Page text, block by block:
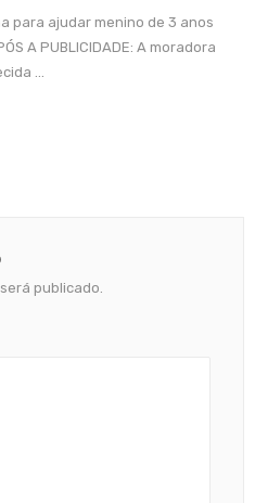
para ajudar menino de 3 anos
A PUBLICIDADE: A moradora
...
publicado.